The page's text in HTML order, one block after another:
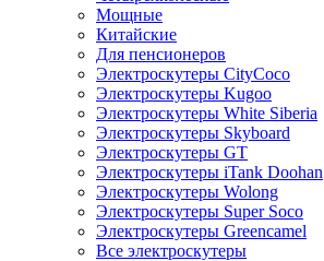
Мощные
Китайские
Для пенсионеров
Электроскутеры CityCoco
Электроскутеры Kugoo
Электроскутеры White Siberia
Электроскутеры Skyboard
Электроскутеры GT
Электроскутеры iTank Doohan
Электроскутеры Wolong
Электроскутеры Super Soco
Электроскутеры Greencamel
Все электроскутеры